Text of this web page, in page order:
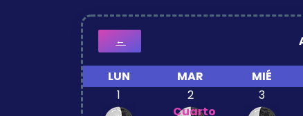
←
LUN MAR MIÉ
1
2
Cuarto
3